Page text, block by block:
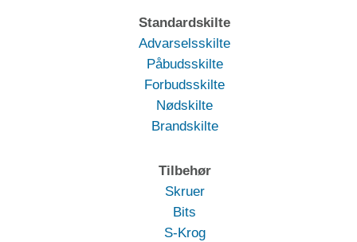
Standardskilte
Advarselsskilte
Påbudsskilte
Forbudsskilte
Nødskilte
Brandskilte
Tilbehør
Skruer
Bits
S-Krog